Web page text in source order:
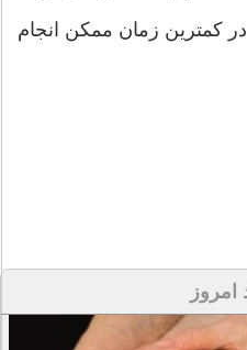
کمترین زمان ممکن انجام
امروز